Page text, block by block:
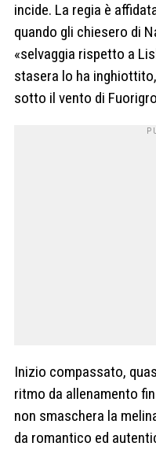
incide. La regia è
quando gli chiesero di
«selvaggia rispetto a
stasera lo ha
sotto il vento di
Inizio compassato,
ritmo da allenamento
non smaschera la
da romantico ed